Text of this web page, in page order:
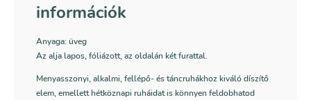
információk
Anyaga: üveg
Az alja lapos, fóliázott, az oldalán két furattal.
Menyasszonyi, alkalmi, fellépő- és táncruhákhoz kiváló díszítő
elem, emellett hétköznapi ruháidat is könnyen feldobhatod